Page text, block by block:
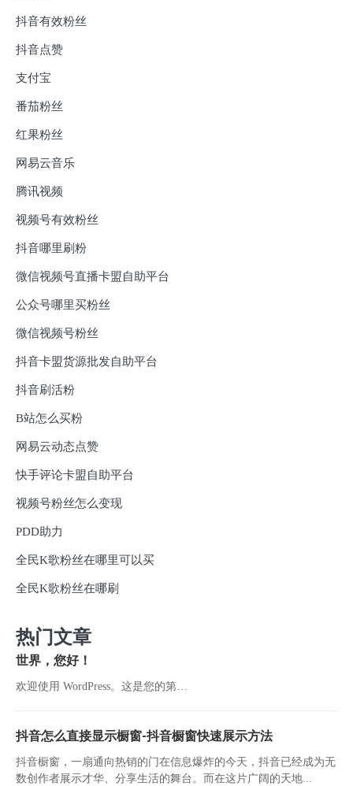
抖音有效粉丝
抖音点赞
支付宝
番茄粉丝
红果粉丝
网易云音乐
腾讯视频
视频号有效粉丝
抖音哪里刷粉
微信视频号直播卡盟自助平台
公众号哪里买粉丝
微信视频号粉丝
抖音卡盟货源批发自助平台
抖音刷活粉
B站怎么买粉
网易云动态点赞
快手评论卡盟自助平台
视频号粉丝怎么变现
PDD助力
全民K歌粉丝在哪里可以买
全民K歌粉丝在哪刷
热门文章
世界，您好！
欢迎使用 WordPress。这是您的第…
抖音怎么直接显示橱窗-抖音橱窗快速展示方法
抖音橱窗，一扇通向热销的门在信息爆炸的今天，抖音已经成为无
数创作者展示才华、分享生活的舞台。而在这片广阔的天地...